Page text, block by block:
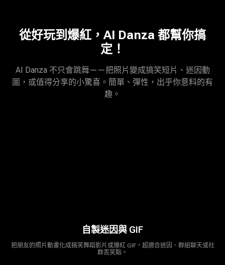
從好玩到爆紅，AI Danza 都幫你搞
定！
AI Danza 不只會跳舞——把照片變成搞笑短片、迷因動
圖，或值得分享的小驚喜。簡單、彈性，出乎你意料的有
趣。
自製迷因與 GIF
把朋友的照片動畫化成搞笑舞蹈影片或爆紅 GIF，超適合迷因、群組聊天或社
群丟笑點。